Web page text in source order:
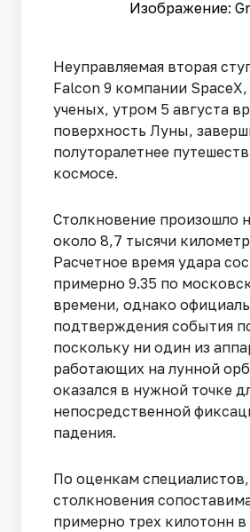
Изображение:
Неуправляемая вторая
Falcon 9 компании
ученых, утром 5 августа
поверхность Луны,
полуторалетнее
космосе.
Столкновение произошло
около 8,7 тысячи
Расчетное время удара
примерно 9.35 по
времени, однако
подтверждения события
поскольку ни один из
работающих на лунной
оказался в нужной точке
непосредственной
падения.
По оценкам специалистов,
столкновения
примерно трех килотонн